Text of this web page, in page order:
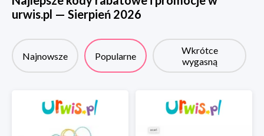
urwis.pl — Sierpień 2026
Najnowsze Popularne
Wkrótce
wygasną